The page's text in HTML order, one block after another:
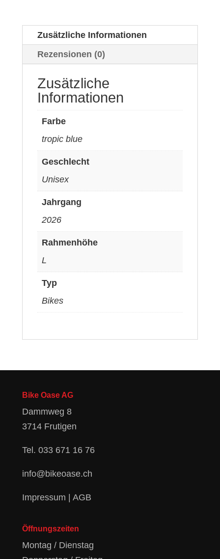
Zusätzliche Informationen
Rezensionen (0)
Zusätzliche
Informationen
Farbe
tropic blue
Geschlecht
Unisex
Jahrgang
2026
Rahmenhöhe
L
Typ
Bikes
Bike Oase AG
Dammweg 8
3714 Frutigen
Tel. 033 671 16 76
info@bikeoase.ch
Impressum | AGB
Öffnungszeiten
Montag / Dienstag